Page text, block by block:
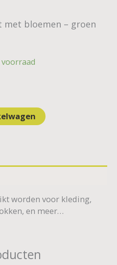
met bloemen – groen
worden voor kleding,
en meer…